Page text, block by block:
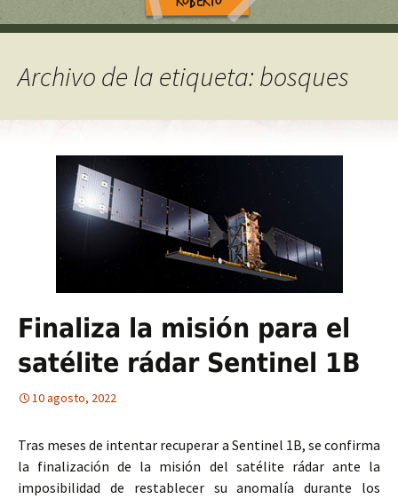
Archivo de la etiqueta: bosques
Finaliza la misión para el
satélite rádar Sentinel 1B
10 agosto, 2022
Tras meses de intentar recuperar a Sentinel 1B, se confirma
la finalización de la misión del satélite rádar ante la
imposibilidad de restablecer su anomalía durante los